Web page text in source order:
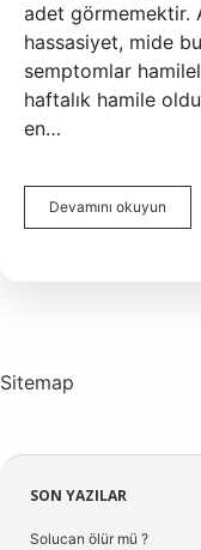
adet görmemektir.
hassasiyet, mide
semptomlar
haftalık hamile
en…
Devamını okuyun
Ne
Sitemap
Sidebar
SON YAZILAR
Solucan ölür mü ?